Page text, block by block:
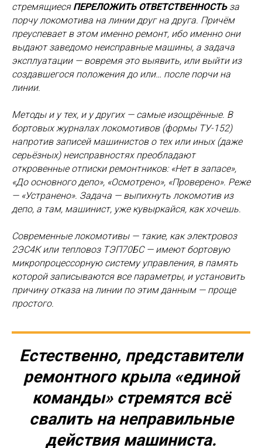
стремящиеся ПЕРЕЛОЖИТЬ ОТВЕТСТВЕННОСТЬза
порчу локомотива на линии друг на друга. Причём
преуспевает в этом именно ремонт, ибо именно они
выдают заведомо неисправные машины, а задача
эксплуатации — вовремя это выявить, или выйти из
создавшегося положения до или… после порчи на
линии.
Методы и у тех, и у других — самые изощрённые. В
бортовых журналах локомотивов (формы ТУ-152)
напротив записей машинистов о тех или иных (даже
серьёзных) неисправностях преобладают
откровенные отписки ремонтников: «Нет в запасе»,
«До основного депо», «Осмотрено», «Проверено». Реже
— «Устранено». Задача — выпихнуть локомотив из
депо, а там, машинист, уже кувыркайся, как хочешь.
Современные локомотивы — такие, как электровоз
2ЭС4К или тепловоз ТЭП70БС — имеют бортовую
микропроцессорную систему управления, в память
которой записываются все параметры, и установить
причину отказа на линии по этим данным — проще
простого.
Естественно, представители
ремонтного крыла «единой
команды» стремятся всё
свалить на неправильные
действия машиниста.